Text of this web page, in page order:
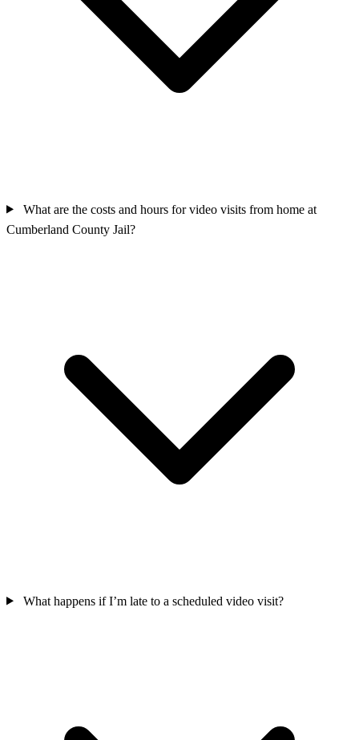
What are the costs and hours for video visits from home at
Cumberland County Jail?
What happens if I’m late to a scheduled video visit?